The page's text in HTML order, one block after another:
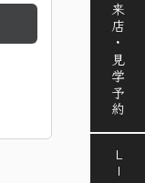
来店・見学予約